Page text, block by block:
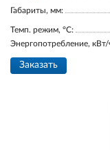
Габариты, мм:
Темп. режим, °С:
Энергопотребление, кВт/
Заказать